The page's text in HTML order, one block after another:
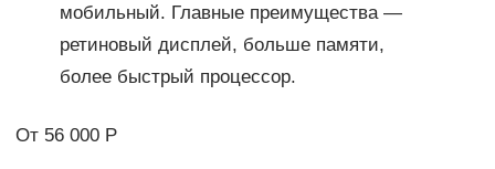
мобильный. Главные преимущества —
ретиновый дисплей, больше памяти,
более быстрый процессор.
От 56 000 Р